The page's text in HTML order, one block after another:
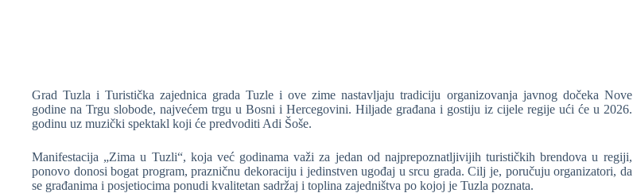
Grad Tuzla i Turistička zajednica grada Tuzle i ove zime nastavljaju tradiciju organizovanja javnog dočeka Nove
godine na Trgu slobode, najvećem trgu u Bosni i Hercegovini. Hiljade građana i gostiju iz cijele regije ući će u 2026.
godinu uz muzički spektakl koji će predvoditi Adi Šoše.
Manifestacija „Zima u Tuzli“, koja već godinama važi za jedan od najprepoznatljivijih turističkih brendova u regiji,
ponovo donosi bogat program, prazničnu dekoraciju i jedinstven ugođaj u srcu grada. Cilj je, poručuju organizatori, da
se građanima i posjetiocima ponudi kvalitetan sadržaj i toplina zajedništva po kojoj je Tuzla poznata.
❆